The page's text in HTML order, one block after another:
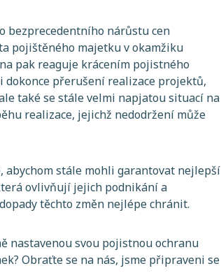
bezprecedentního nárůstu cen
pojištěného majetku v okamžiku
pak reaguje krácením pojistného
přerušení realizace projektů,
také se stále velmi napjatou situací na
realizace, jejichž nedodržení může
stále mohli garantovat nejlepší
ovlivňují jejich podnikání a
těchto změn nejlépe chránit.
nastavenou svou pojistnou ochranu
Obraťte se na nás, jsme připraveni se